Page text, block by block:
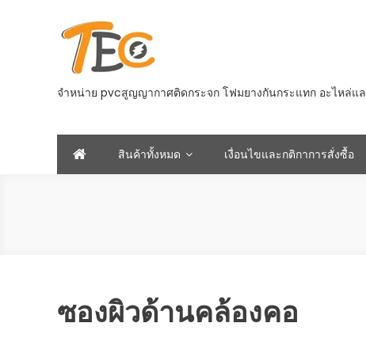
จำหน่าย pvcสูญญากาศติดกระจก โฟมยางกันกระแทก อะไหล่
สินค้าทั้งหมด เงื่อนไขและกติกาการสั่งซื้อ
ซองผิวด้านคล้องคอ